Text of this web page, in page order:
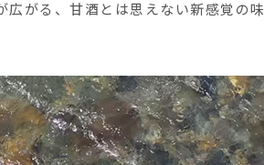
がる、甘酒とは思えない新感覚の味